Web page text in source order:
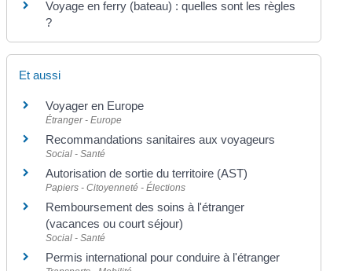
Voyage en ferry (bateau) : quelles sont les règles
?
Et aussi
Voyager en Europe
Étranger - Europe
Recommandations sanitaires aux voyageurs
Social - Santé
Autorisation de sortie du territoire (AST)
Papiers - Citoyenneté - Élections
Remboursement des soins à l'étranger
(vacances ou court séjour)
Social - Santé
Permis international pour conduire à l'étranger